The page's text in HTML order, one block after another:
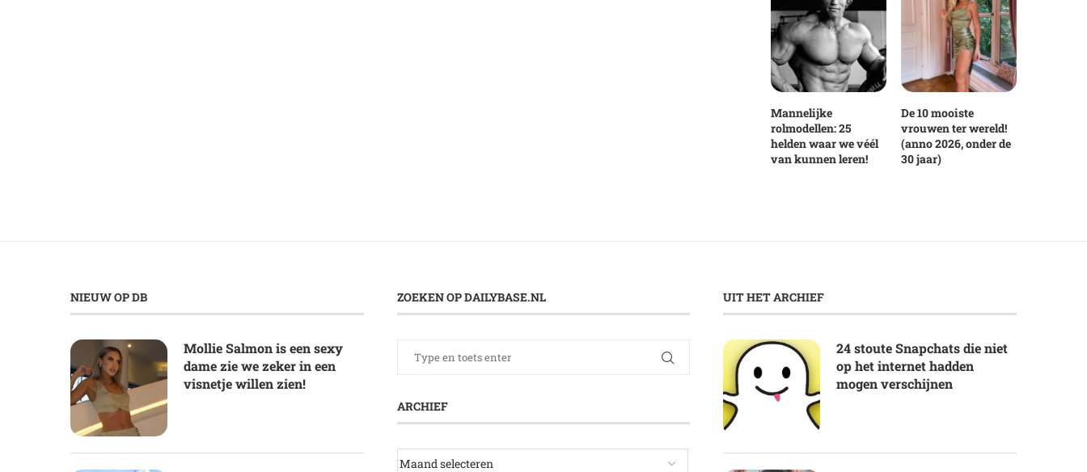
Mannelijke
rolmodellen: 25
helden waar we véél
van kunnen leren!
De 10 mooiste
vrouwen ter wereld!
(anno 2026, onder de
30 jaar)
NIEUW OP DB
Mollie Salmon is een sexy
dame zie we zeker in een
visnetje willen zien!
ZOEKEN OP DAILYBASE.NL
ARCHIEF
UIT HET ARCHIEF
24 stoute Snapchats die niet
op het internet hadden
mogen verschijnen